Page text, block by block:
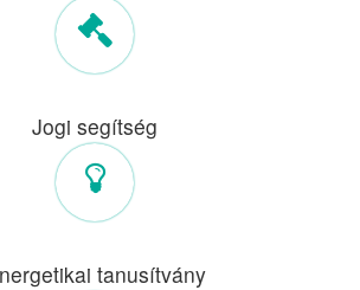
Jogi segítség
tanusítvány